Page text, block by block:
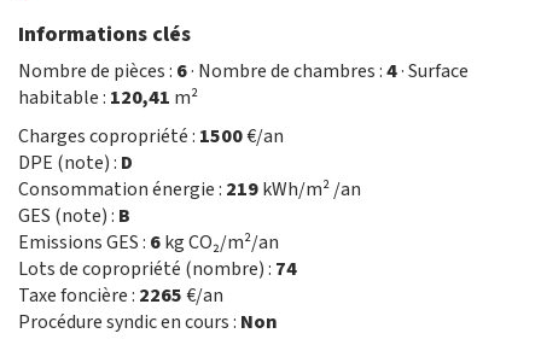
Informations clés
Nombre de pièces : 6· Nombre de chambres :4· Surface
habitable : 120,41 m²
Charges copropriété : 1500€/an
DPE (note) : D
Consommation énergie : 219kWh/m² /an
GES (note) : B
Emissions GES : 6kg CO₂/m²/an
Lots de copropriété (nombre) : 74
Taxe foncière : 2265€/an
Procédure syndic en cours : Non